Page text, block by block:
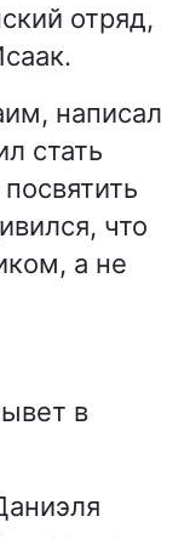
отряд,
написал
стать
что
а не
в